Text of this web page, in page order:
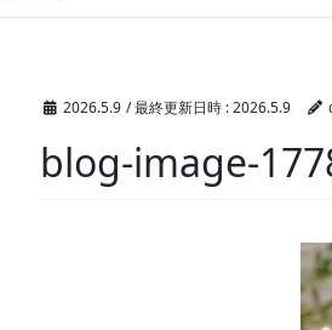
2026.5.9 / 最終更新日時 :2026.5.9
blog-image-